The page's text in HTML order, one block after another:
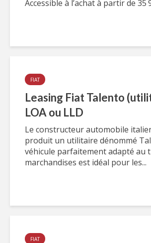
Accessible à l’achat à partir de 35
FIAT
Leasing Fiat Talento
LOA ou LLD
Le constructeur automobile
produit un utilitaire dénommé
véhicule parfaitement adapté au
marchandises est idéal pour les...
FIAT